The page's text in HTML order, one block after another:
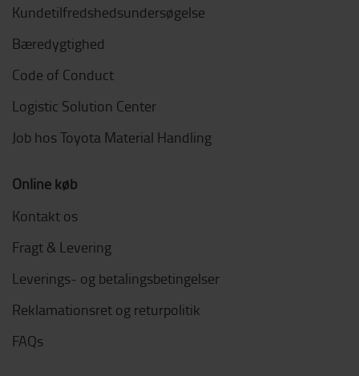
Kundetilfredshedsundersøgelse
Bæredygtighed
Code of Conduct
Logistic Solution Center
Job hos Toyota Material Handling
Online køb
Kontakt os
Fragt & Levering
Leverings- og betalingsbetingelser
Reklamationsret og returpolitik
FAQs